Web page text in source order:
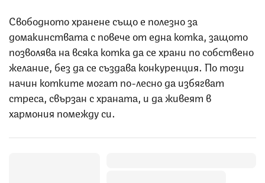
Свободното хранене също е полезно за
домакинствата с повече от една котка, защото
позволява на всяка котка да се храни по собствено
желание, без да се създава конкуренция. По този
начин котките могат по-лесно да избягват
стреса, свързан с храната, и да живеят в
хармония помежду си.